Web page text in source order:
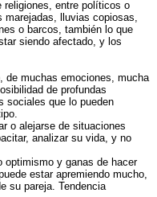
religiones, entre políticos o
marejadas, lluvias copiosas,
o barcos, también lo que
siendo afectado, y los
de muchas emociones, mucha
de profundas
sociales que lo pueden
o alejarse de situaciones
analizar su vida, y no
optimismo y ganas de hacer
estar apremiendo mucho,
su pareja. Tendencia